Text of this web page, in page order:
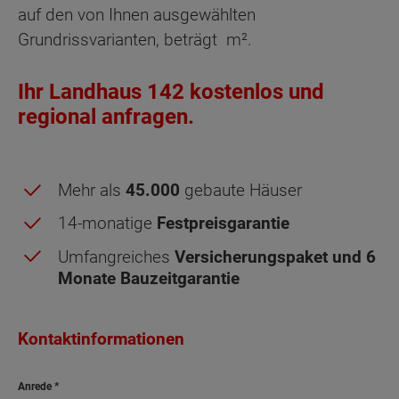
Netto-Raumfläche nach DIN 277 Dachgeschoss
auf den von Ihnen ausgewählten
Grundrissvarianten, beträgt m².
Ihr Landhaus 142 kostenlos und
regional anfragen.
Mehr als 45.000 gebaute Häuser
14-monatige Festpreisgarantie
Umfangreiches Versicherungspaket und 6
Monate Bauzeitgarantie
Kontaktinformationen
Anrede